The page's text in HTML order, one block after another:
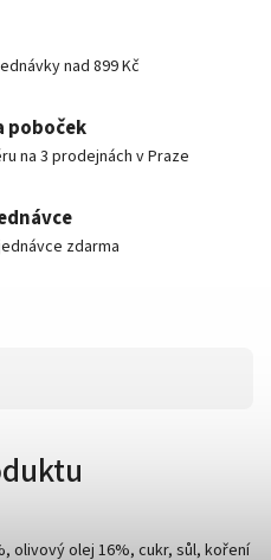
nad 899 Kč
poboček
na 3 prodejnách v Praze
zdarma
olivový olej 16%, cukr, sůl, koření